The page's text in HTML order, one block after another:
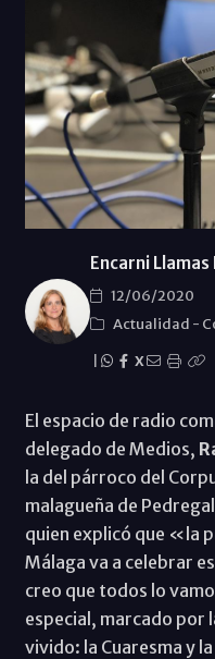
Encarni
12/06/2020
Actualidad -
X
El espacio de radio
delegado de Medios,
la del párroco del
malagueña de
quien explicó que «la
Málaga va a celebrar
creo que todos lo
especial, marcado por
vivido: la Cuaresma y